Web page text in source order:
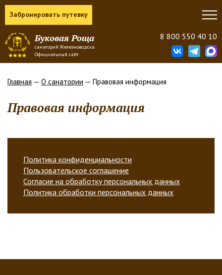
Буковая Роща
санаторий Железноводска
Официальный сайт
8 800 550 40 10
Забронировать путевку
Главная — О санатории — Правовая информация
Правовая информация
Политика конфиденциальности
Пользовательское соглашение
Согласие на обработку персональных данных
Политика обработки персональных данных